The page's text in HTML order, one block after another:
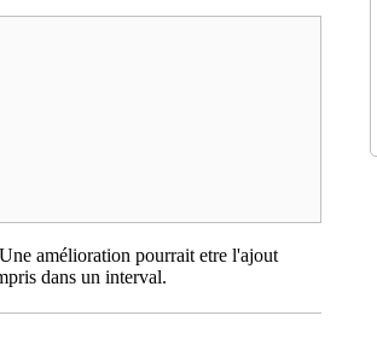
amélioration pourrait etre l'ajout
dans un interval.